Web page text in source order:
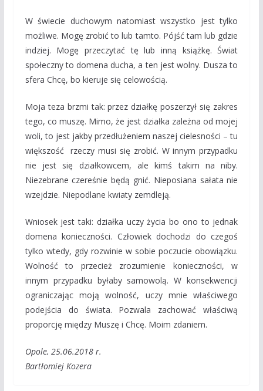
W świecie duchowym natomiast wszystko jest tylko
możliwe. Mogę zrobić to lub tamto. Pójść tam lub gdzie
indziej. Mogę przeczytać tę lub inną książkę. Świat
społeczny to domena ducha, a ten jest wolny. Dusza to
sfera Chcę, bo kieruje się celowością.
Moja teza brzmi tak: przez działkę poszerzył się zakres
tego, co muszę. Mimo, że jest działka zależna od mojej
woli, to jest jakby przedłużeniem naszej cielesności – tu
większość rzeczy musi się zrobić. W innym przypadku
nie jest się działkowcem, ale kimś takim na niby.
Niezebrane czereśnie będą gnić. Nieposiana sałata nie
wzejdzie. Niepodlane kwiaty zemdleją.
Wniosek jest taki: działka uczy życia bo ono to jednak
domena konieczności. Człowiek dochodzi do czegoś
tylko wtedy, gdy rozwinie w sobie poczucie obowiązku.
Wolność to przecież zrozumienie konieczności, w
innym przypadku byłaby samowolą. W konsekwencji
ograniczając moją wolność, uczy mnie właściwego
podejścia do świata. Pozwala zachować właściwą
proporcję między Muszę i Chcę. Moim zdaniem.
Opole, 25.06.2018 r.
Bartłomiej Kozera